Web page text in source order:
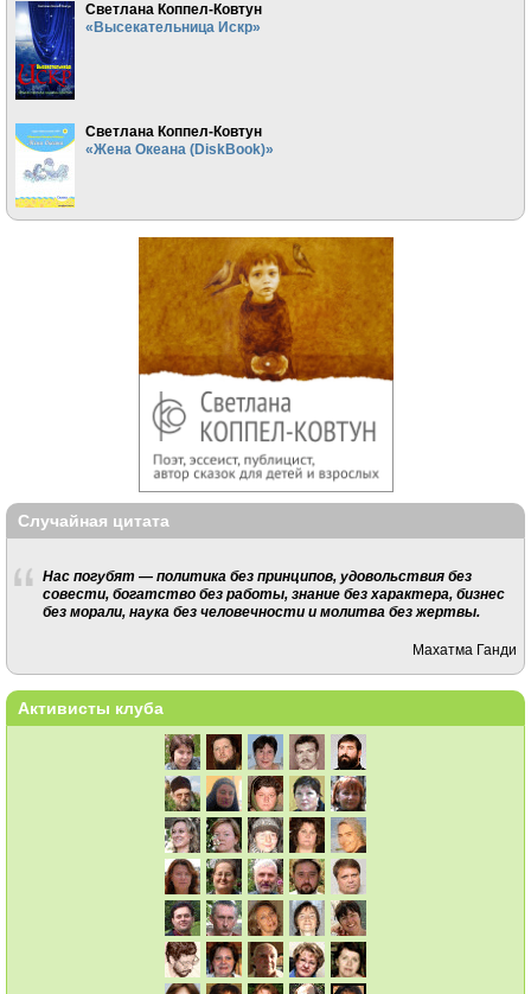
Светлана Коппел-Ковтун
«Высекательница Искр»
Светлана Коппел-Ковтун
«Жена Океана (DiskBook)»
Случайная цитата
Нас погубят — политика без принципов, удовольствия без
совести, богатство без работы, знание без характера, бизнес
без морали, наука без человечности и молитва без жертвы.
Махатма Ганди
Активисты клуба